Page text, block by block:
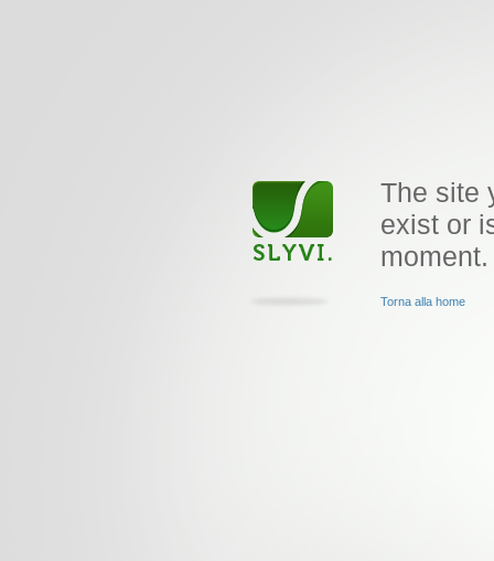
The site
exist or
moment.
Torna alla home